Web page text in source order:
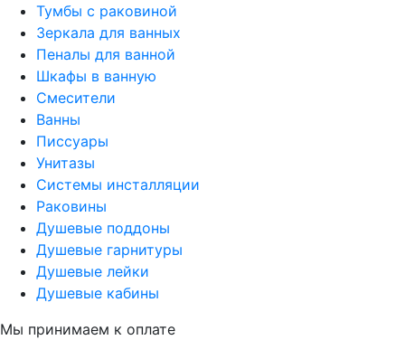
Тумбы с раковиной
Зеркала для ванных
Пеналы для ванной
Шкафы в ванную
Смесители
Ванны
Писсуары
Унитазы
Системы инсталляции
Раковины
Душевые поддоны
Душевые гарнитуры
Душевые лейки
Душевые кабины
Мы принимаем к оплате